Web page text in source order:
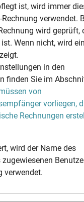
ist, wird immer
Rechnung verwendet.
wird geprüft,
Wenn nicht, wird
in den
finden Sie im
von
vorliegen,
Rechnungen
wird der Name des
zugewiesenen
verwendet.